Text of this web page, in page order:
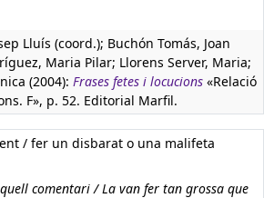
Lluís (coord.); Buchón Tomás, Joan
Maria Pilar; Llorens Server, Maria;
(2004): Frases fetes i locucions «Relació
F», p. 52. Editorial Marfil.
/ fer un disbarat o una malifeta
comentari / La van fer tan grossa que